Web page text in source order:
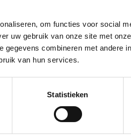
om functies voor social
uw gebruik van onze site met
combineren met andere
van hun services.
Statistieken